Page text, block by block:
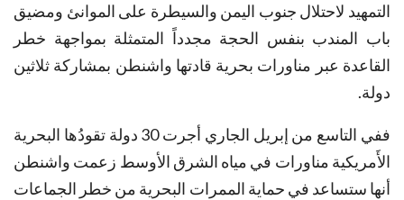
التمهيد لاحتلال جنوب اليمن والسيطرة على الموانئ ومضيق
باب المندب بنفس الحجة مجدداً المتمثلة بمواجهة خطر
القاعدة عبر مناورات بحرية قادتها واشنطن بمشاركة ثلاثين
دولة.
ففي التاسع من إبريل الجاري أجرت 30 دولة تقودُها البحرية
الأَمريكية مناورات في مياه الشرق الأوسط زعمت واشنطن
أنها ستساعد في حماية الممرات البحرية من خطر الجماعات